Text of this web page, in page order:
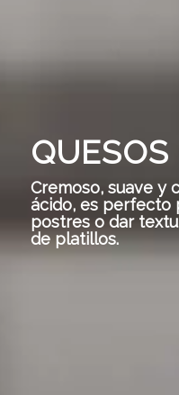
Cremoso, suave y
ácido, es perfecto
postres o dar
de platillos.